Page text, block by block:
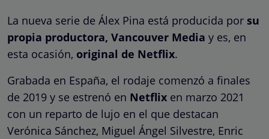
La nueva serie de Álex Pina está producida por su
propia productora, Vancouver Media y es, en
esta ocasión, original de Netflix.
Grabada en España, el rodaje comenzó a finales
de 2019 y se estrenó en Netflix en marzo 2021
con un reparto de lujo en el que destacan
Verónica Sánchez, Miguel Ángel Silvestre, Enric